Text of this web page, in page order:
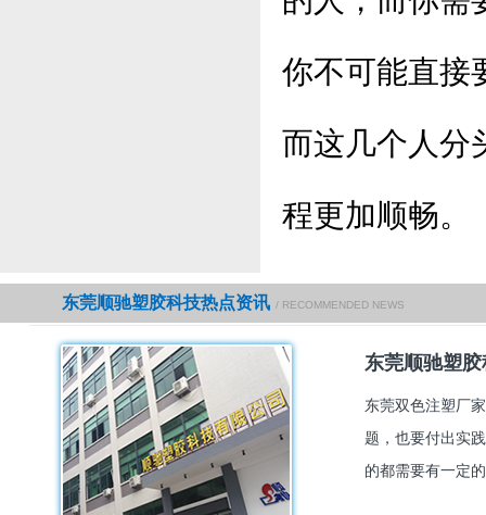
你不可能直接
而这几个人分
程更加顺畅。
东莞顺驰塑胶科技热点资讯 / RECOMMENDED NEWS
东莞顺驰塑
东莞双色注塑厂
题，也要付出实
的都需要有一定